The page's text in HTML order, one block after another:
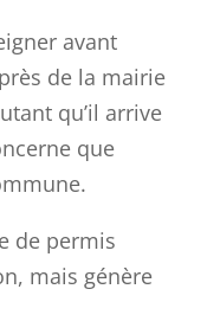
avant
de la mairie
qu’il arrive
que
de permis
mais génère